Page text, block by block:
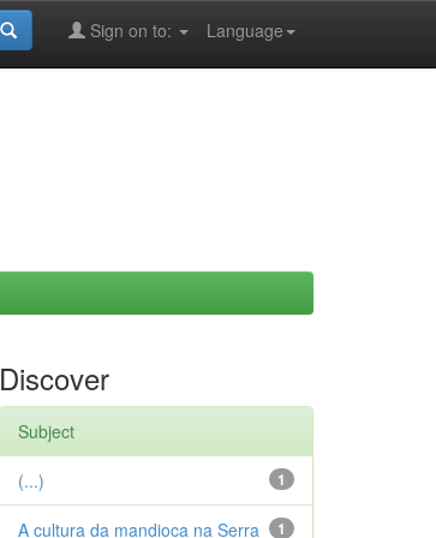
Language
Sign on to:
Discover
Subject
1
(...)
1
A cultura da mandioca na Serra